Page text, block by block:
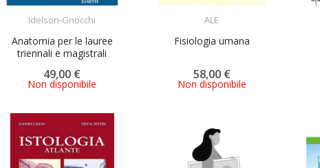
Idelson-Gnocchi
Anatomia per le lauree
triennali e magistrali
49,00 €
Non disponibile
ALE
Fisiologia umana
58,00 €
Non disponibile